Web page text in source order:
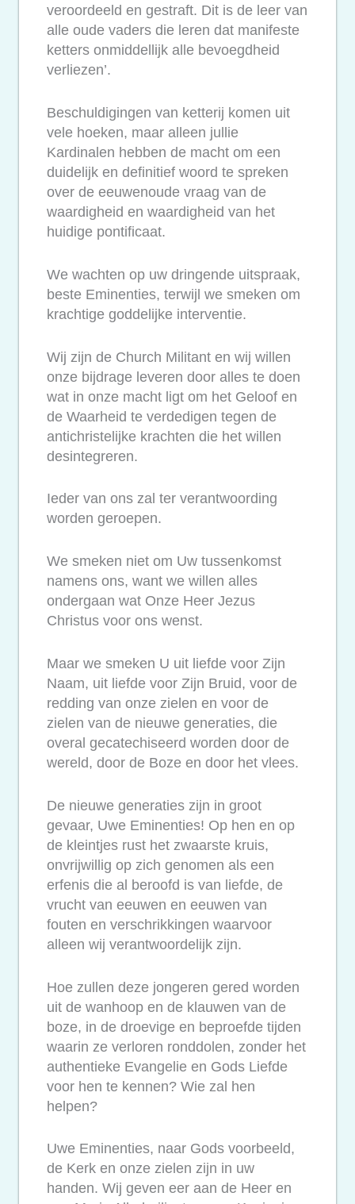
veroordeeld en gestraft. Dit is de leer van
alle oude vaders die leren dat manifeste
ketters onmiddellijk alle bevoegdheid
verliezen’.
Beschuldigingen van ketterij komen uit
vele hoeken, maar alleen jullie
Kardinalen hebben de macht om een
duidelijk en definitief woord te spreken
over de eeuwenoude vraag van de
waardigheid en waardigheid van het
huidige pontificaat.
We wachten op uw dringende uitspraak,
beste Eminenties, terwijl we smeken om
krachtige goddelijke interventie.
Wij zijn de Church Militant en wij willen
onze bijdrage leveren door alles te doen
wat in onze macht ligt om het Geloof en
de Waarheid te verdedigen tegen de
antichristelijke krachten die het willen
desintegreren.
Ieder van ons zal ter verantwoording
worden geroepen.
We smeken niet om Uw tussenkomst
namens ons, want we willen alles
ondergaan wat Onze Heer Jezus
Christus voor ons wenst.
Maar we smeken U uit liefde voor Zijn
Naam, uit liefde voor Zijn Bruid, voor de
redding van onze zielen en voor de
zielen van de nieuwe generaties, die
overal gecatechiseerd worden door de
wereld, door de Boze en door het vlees.
De nieuwe generaties zijn in groot
gevaar, Uwe Eminenties! Op hen en op
de kleintjes rust het zwaarste kruis,
onvrijwillig op zich genomen als een
erfenis die al beroofd is van liefde, de
vrucht van eeuwen en eeuwen van
fouten en verschrikkingen waarvoor
alleen wij verantwoordelijk zijn.
Hoe zullen deze jongeren gered worden
uit de wanhoop en de klauwen van de
boze, in de droevige en beproefde tijden
waarin ze verloren ronddolen, zonder het
authentieke Evangelie en Gods Liefde
voor hen te kennen? Wie zal hen
helpen?
Uwe Eminenties, naar Gods voorbeeld,
de Kerk en onze zielen zijn in uw
handen. Wij geven eer aan de Heer en